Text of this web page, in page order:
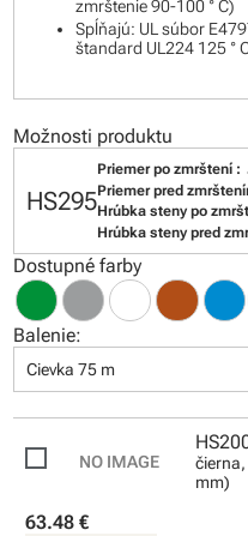
zmrštenie 90-100 ° C)
Spĺňajú: UL súbor
štandard UL224 125 °
Možnosti produktu
HS295
Priemer po zmrštení :
Priemer pred
Hrúbka steny po
Hrúbka steny pred
Dostupné farby
Balenie:
Cievka 75 m
mm)
63.48 €